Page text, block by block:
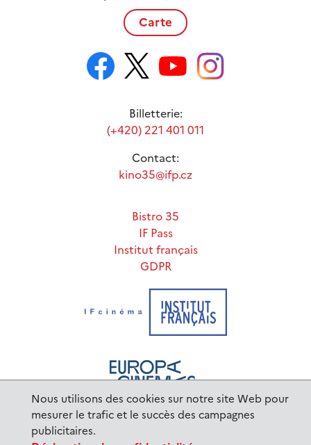
Nous utilisons des cookies sur notre site Web pour
mesurer le trafic et le succès des campagnes
publicitaires.
Carte
Billetterie:
(+420) 221 401 011
Contact:
kino35@ifp.cz
Bistro 35
IF Pass
Institut français
GDPR